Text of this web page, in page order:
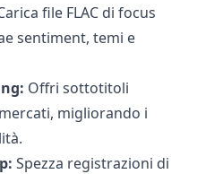
file FLAC di focus
sentiment, temi e
Offri sottotitoli
migliorando i
Spezza registrazioni di